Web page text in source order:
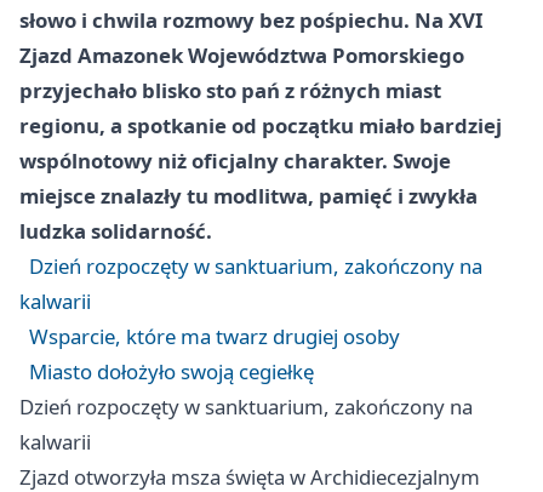
słowo i chwila rozmowy bez pośpiechu. Na XVI
Zjazd Amazonek Województwa Pomorskiego
przyjechało blisko sto pań z różnych miast
regionu, a spotkanie od początku miało bardziej
wspólnotowy niż oficjalny charakter. Swoje
miejsce znalazły tu modlitwa, pamięć i zwykła
ludzka solidarność.
Dzień rozpoczęty w sanktuarium, zakończony na
kalwarii
Wsparcie, które ma twarz drugiej osoby
Miasto dołożyło swoją cegiełkę
Dzień rozpoczęty w sanktuarium, zakończony na
kalwarii
Zjazd otworzyła msza święta w Archidiecezjalnym